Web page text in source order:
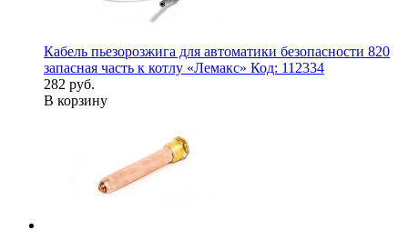
Кабель пьезорозжига для автоматики безопасности 820
запасная часть к котлу «Лемакс» Код: 112334
282 руб.
В корзину